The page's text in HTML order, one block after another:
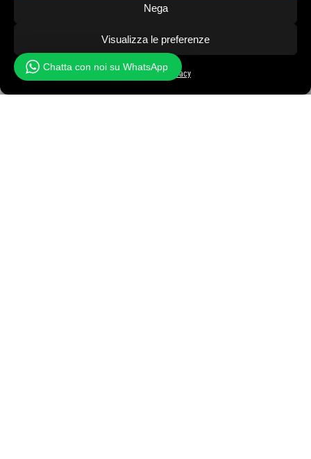
Nega
Visualizza le preferenze
Cookie Policy Privacy
Chatta con noi su WhatsApp